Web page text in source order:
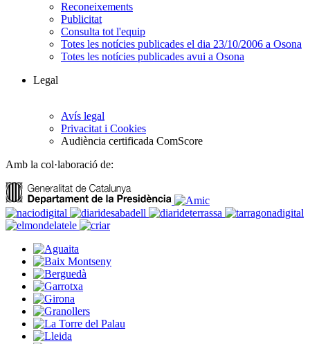
Reconeixements
Publicitat
Consulta tot l'equip
Totes les notícies publicades el dia 23/10/2006 a Osona
Totes les notícies publicades avui a Osona
Legal
Avís legal
Privacitat i Cookies
Audiència certificada ComScore
Amb la col·laboració de: